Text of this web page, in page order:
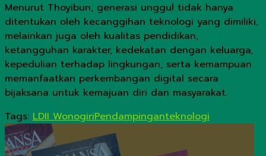
Menurut Thoyibun, generasi unggul tidak hanya
ditentukan oleh kecanggihan teknologi yang dimiliki,
melainkan juga oleh kualitas pendidikan,
ketangguhan karakter, kedekatan dengan keluarga,
kepedulian terhadap lingkungan, serta kemampuan
memanfaatkan perkembangan digital secara
bijaksana untuk kemajuan diri dan masyarakat.
Tags: LDII WonogiriPendampinganteknologi